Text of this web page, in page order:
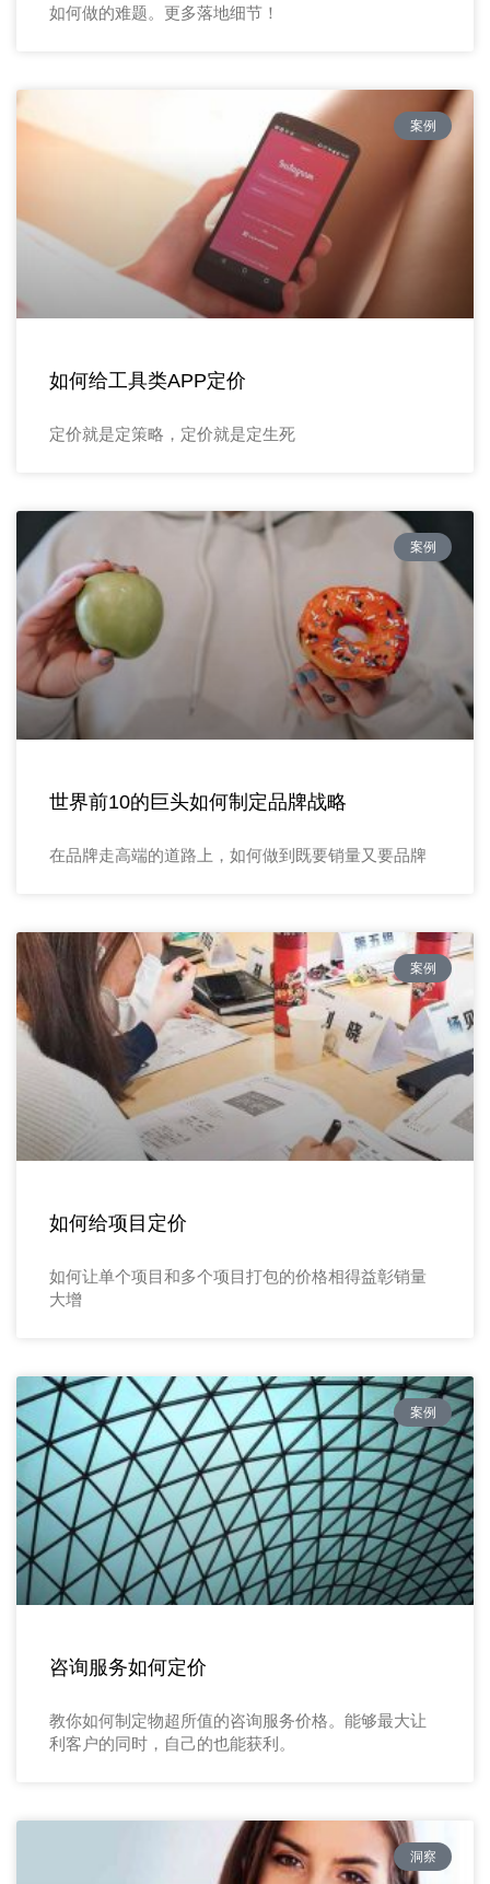
如何做的难题。更多落地细节！
案例
如何给工具类APP定价
定价就是定策略，定价就是定生死
案例
世界前10的巨头如何制定品牌战略
在品牌走高端的道路上，如何做到既要销量又要品牌
案例
如何给项目定价
如何让单个项目和多个项目打包的价格相得益彰销量
大增
案例
咨询服务如何定价
教你如何制定物超所值的咨询服务价格。能够最大让
利客户的同时，自己的也能获利。
洞察